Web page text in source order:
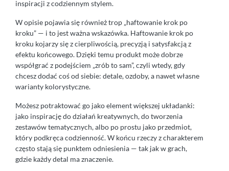
inspiracji z codziennym stylem.
W opisie pojawia się również trop „haftowanie krok po
kroku” — i to jest ważna wskazówka. Haftowanie krok po
kroku kojarzy się z cierpliwością, precyzją i satysfakcją z
efektu końcowego. Dzięki temu produkt może dobrze
współgrać z podejściem „zrób to sam”, czyli wtedy, gdy
chcesz dodać coś od siebie: detale, ozdoby, a nawet własne
warianty kolorystyczne.
Możesz potraktować go jako element większej układanki:
jako inspirację do działań kreatywnych, do tworzenia
zestawów tematycznych, albo po prostu jako przedmiot,
który podkręca codzienność. W końcu rzeczy z charakterem
często stają się punktem odniesienia — tak jak w grach,
gdzie każdy detal ma znaczenie.